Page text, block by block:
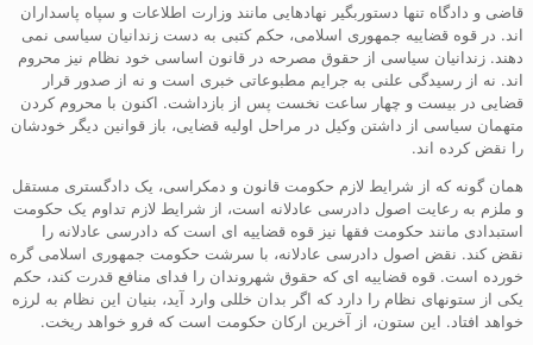
قاضی و دادگاه تنها دستوربگیر نهادهایی مانند وزارت اطلاعات و سپاه پاسداران
اند. در قوه قضاییه جمهوری اسلامی، حکم کتبی به دست زندانیان سیاسی نمی
دهند. زندانیان سیاسی از حقوق مصرحه در قانون اساسی خود نظام نیز محروم
اند. نه از رسیدگی علنی به جرایم مطبوعاتی خبری است و نه از صدور قرار
قضایی در بیست و چهار ساعت نخست پس از بازداشت. اکنون با محروم کردن
متهمان سیاسی از داشتن وکیل در مراحل اولیه قضایی، باز قوانین دیگر خودشان
را نقض کرده اند.
همان گونه که از شرایط لازم حکومت قانون و دمکراسی، یک دادگستری مستقل
و ملزم به رعایت اصول دادرسی عادلانه است، از شرایط لازم تداوم یک حکومت
استبدادی مانند حکومت فقها نیز قوه قضاییه ای است که دادرسی عادلانه را
نقض کند. نقض اصول دادرسی عادلانه، با سرشت حکومت جمهوری اسلامی گره
خورده است. قوه قضاییه ای که حقوق شهروندان را فدای منافع قدرت کند، حکم
یکی از ستونهای نظام را دارد که اگر بدان خللی وارد آید، بنیان این نظام به لرزه
خواهد افتاد. این ستون، از آخرین ارکان حکومت است که فرو خواهد ریخت.